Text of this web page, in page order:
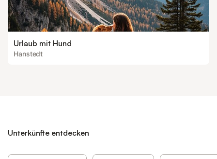
Urlaub mit Hund
Hanstedt
Unterkünfte entdecken